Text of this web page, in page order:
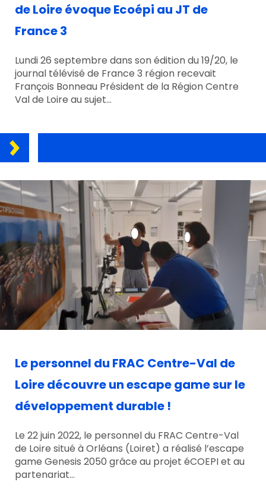
de Loire évoque Ecoépi au JT de
France 3
Lundi 26 septembre dans son édition du 19/20, le
journal télévisé de France 3 région recevait
François Bonneau Président de la Région Centre
Val de Loire au sujet…
Le personnel du FRAC Centre-Val de
Loire découvre un escape game sur le
développement durable !
Le 22 juin 2022, le personnel du FRAC Centre-Val
de Loire situé à Orléans (Loiret) a réalisé l’escape
game Genesis 2050 grâce au projet éCOEPI et au
partenariat…